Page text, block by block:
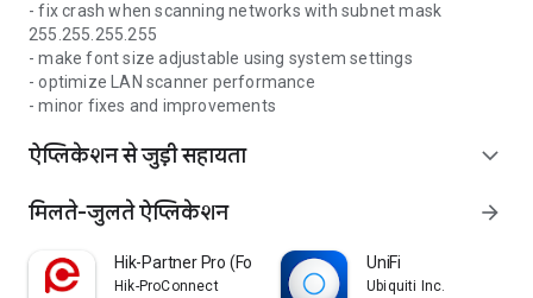
- fix crash when scanning networks with subnet mask
255.255.255.255
- make font size adjustable using system settings
- optimize LAN scanner performance
- minor fixes and improvements
ऐप्लिकेशन से जुड़ी सहायता expand_more
मिलते-जुलते ऐप्लिकेशन arrow_forward
Hik-Partner Pro (Formerly HPC)
Hik-ProConnect
UniFi
Ubiquiti Inc.